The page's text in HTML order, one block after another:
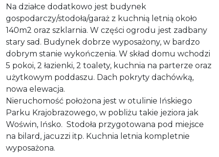
Na działce dodatkowo jest budynek
gospodarczy/stodoła/garaż z kuchnią letnią około
140m2 oraz szklarnia. W części ogrodu jest zadbany
stary sad. Budynek dobrze wyposażony, w bardzo
dobrym stanie wykończenia. W skład domu wchodzi
5 pokoi, 2 łazienki, 2 toalety, kuchnia na parterze oraz
użytkowym poddaszu. Dach pokryty dachówką,
nowa elewacja.
Nieruchomość położona jest w otulinie Ińskiego
Parku Krajobrazowego, w pobliżu takie jeziora jak
Woświn, Ińsko. Stodoła przygotowana pod miejsce
na bilard, jacuzzi itp. Kuchnia letnia kompletnie
wyposażona.